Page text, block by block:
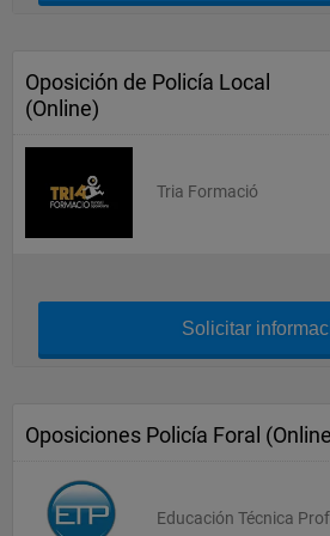
Oposición de Policía Local
(Online)
Tria Formació
Solicitar
Oposiciones Policía Foral
Educación Técnica